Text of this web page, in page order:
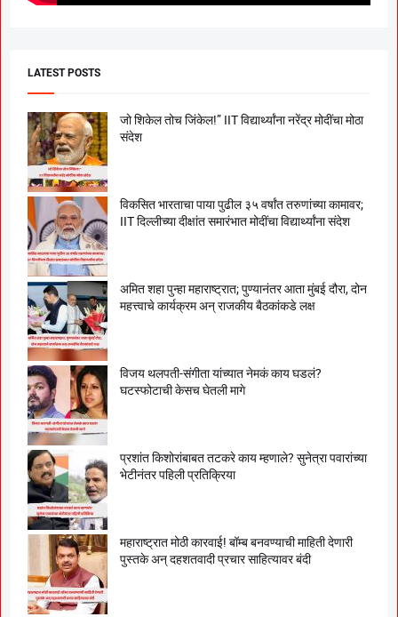
LATEST POSTS
जो शिकेल तोच जिंकेल!” IIT विद्यार्थ्यांना नरेंद्र मोदींचा मोठा
संदेश
विकसित भारताचा पाया पुढील ३५ वर्षांत तरुणांच्या कामावर;
IIT दिल्लीच्या दीक्षांत समारंभात मोदींचा विद्यार्थ्यांना संदेश
अमित शहा पुन्हा महाराष्ट्रात; पुण्यानंतर आता मुंबई दौरा, दोन
महत्त्वाचे कार्यक्रम अन् राजकीय बैठकांकडे लक्ष
विजय थलपती-संगीता यांच्यात नेमकं काय घडलं?
घटस्फोटाची केसच घेतली मागे
प्रशांत किशोरांबाबत तटकरे काय म्हणाले? सुनेत्रा पवारांच्या
भेटीनंतर पहिली प्रतिक्रिया
महाराष्ट्रात मोठी कारवाई! बॉम्ब बनवण्याची माहिती देणारी
पुस्तके अन् दहशतवादी प्रचार साहित्यावर बंदी